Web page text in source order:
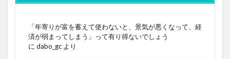
「年寄りが富を蓄えて使わないと、景気が悪くなって、経
済が弱まってしまう」って有り得ないでしょう
に dabo_gc より